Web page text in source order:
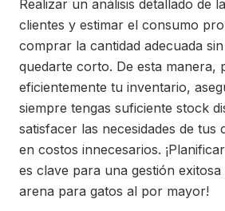
Realizar un análisis detallado de
clientes y estimar el consumo
comprar la cantidad adecuada
quedarte corto. De esta manera,
eficientemente tu inventario,
siempre tengas suficiente stock
satisfacer las necesidades de tus
en costos innecesarios.
es clave para una gestión
arena para gatos al por mayor!